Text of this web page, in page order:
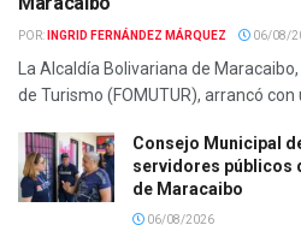
POR: INGRID FERNÁNDEZ MÁRQUEZ 06/08/
La Alcaldía Bolivariana de
de Turismo (FOMUTUR), arrancó con
Consejo Municipal
servidores públicos
de Maracaibo
06/08/2026